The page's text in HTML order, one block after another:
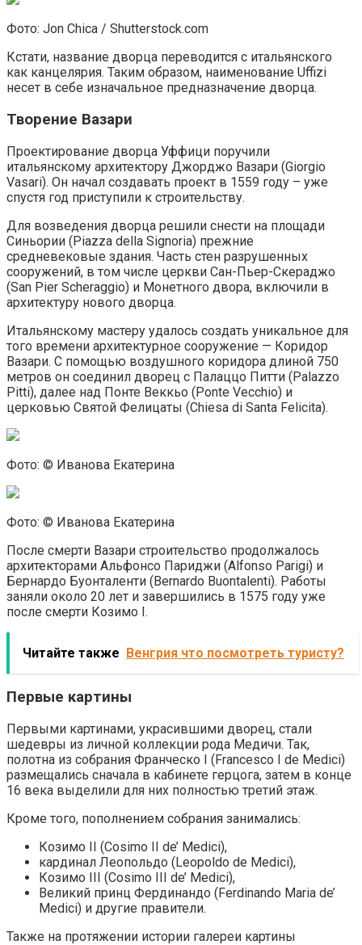
Фото: Jon Chica / Shutterstock.com
Кстати, название дворца переводится с итальянского
как канцелярия. Таким образом, наименование Uffizi
несет в себе изначальное предназначение дворца.
Творение Вазари
Проектирование дворца Уффици поручили
итальянскому архитектору Джорджо Вазари (Giorgio
Vasari). Он начал создавать проект в 1559 году – уже
спустя год приступили к строительству.
Для возведения дворца решили снести на площади
Синьории (Piazza della Signoria) прежние
средневековые здания. Часть стен разрушенных
сооружений, в том числе церкви Сан-Пьер-Скераджо
(San Pier Scheraggio) и Монетного двора, включили в
архитектуру нового дворца.
Итальянскому мастеру удалось создать уникальное для
того времени архитектурное сооружение — Коридор
Вазари. С помощью воздушного коридора длиной 750
метров он соединил дворец с Палаццо Питти (Palazzo
Pitti), далее над Понте Веккьо (Ponte Vecchio) и
церковью Святой Фелицаты (Chiesa di Santa Felicita).
Фото: © Иванова Екатерина
Фото: © Иванова Екатерина
После смерти Вазари строительство продолжалось
архитекторами Альфонсо Париджи (Alfonso Parigi) и
Бернардо Буонталенти (Bernardo Buontalenti). Работы
заняли около 20 лет и завершились в 1575 году уже
после смерти Козимо I.
Читайте также Венгрия что посмотреть туристу?
Первые картины
Первыми картинами, украсившими дворец, стали
шедевры из личной коллекции рода Медичи. Так,
полотна из собрания Франческо I (Francesco I de Medici)
размещались сначала в кабинете герцога, затем в конце
16 века выделили для них полностью третий этаж.
Кроме того, пополнением собрания занимались:
Козимо II (Cosimo II de’ Medici),
кардинал Леопольдо (Leopoldo de Medici),
Козимо III (Cosimo III de’ Medici),
Великий принц Фердинандо (Ferdinando Maria de’
Medici) и другие правители.
Также на протяжении истории галереи картины